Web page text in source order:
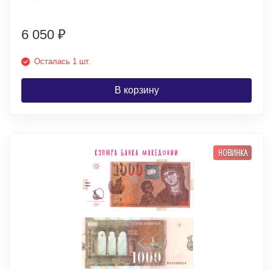
6 050 ₽
Осталась 1 шт.
В корзину
НОВИНКА